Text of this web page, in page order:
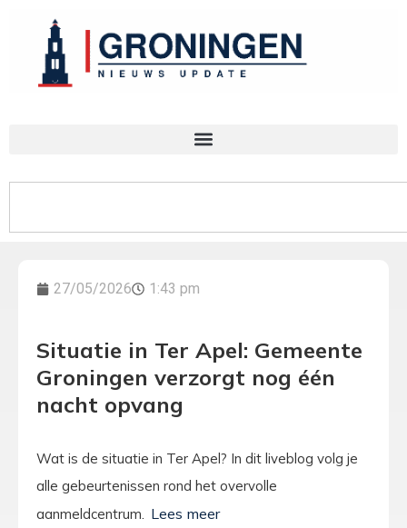
27/05/2026 1:43 pm
Situatie in Ter Apel: Gemeente
Groningen verzorgt nog één
nacht opvang
Wat is de situatie in Ter Apel? In dit liveblog volg je
alle gebeurtenissen rond het overvolle
aanmeldcentrum.